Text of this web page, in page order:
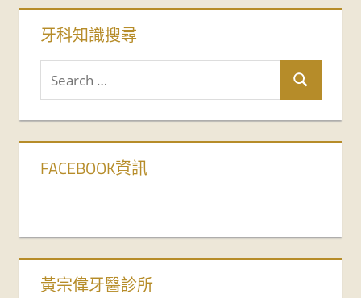
牙科知識搜尋
FACEBOOK資訊
黃宗偉牙醫診所